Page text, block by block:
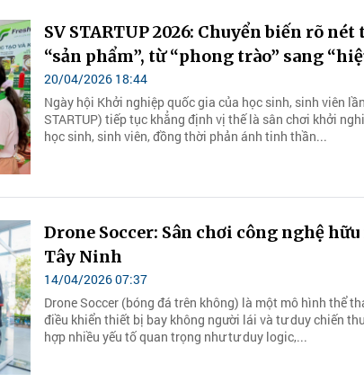
SV STARTUP 2026: Chuyển biến rõ
“sản phẩm”, từ “phong trào” sang
20/04/2026 18:44
Ngày hội Khởi nghiệp quốc gia của học sinh, sinh viên
STARTUP) tiếp tục khẳng định vị thế là sân chơi khởi
học sinh, sinh viên, đồng thời phản ánh tinh thần...
Drone Soccer: Sân chơi công nghệ
Tây Ninh
14/04/2026 07:37
Drone Soccer (bóng đá trên không) là một mô hình thể
điều khiển thiết bị bay không người lái và tư duy chiến
hợp nhiều yếu tố quan trọng như tư duy logic,...